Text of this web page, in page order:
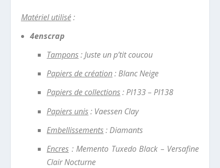
Matériel utilisé:
4enscrap
Tampons: Juste un p’tit coucou
Papiers de création: Blanc Neige
Papiers de collections: PI133 – PI138
Papiers unis: Vaessen Clay
Embellissements: Diamants
Encres : Memento Tuxedo Black – Versafine
Clair Nocturne